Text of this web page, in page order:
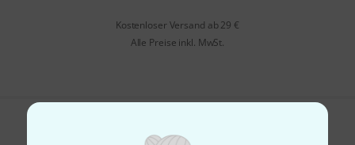
Kostenloser Versand ab 29 €
Alle Preise inkl. MwSt.
Gefällt Ihnen, was Sie sehen?